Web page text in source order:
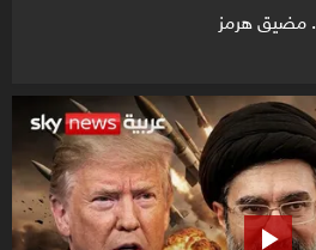
مضيق هرمز